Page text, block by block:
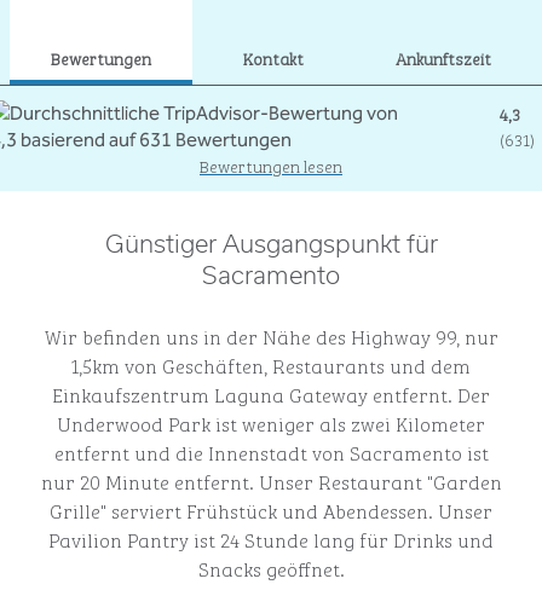
Bewertungen Kontakt Ankunftszeit
4,3
(631)
Bewertungen lesen
Günstiger Ausgangspunkt für
Sacramento
Wir befinden uns in der Nähe des Highway 99, nur
1,5km von Geschäften, Restaurants und dem
Einkaufszentrum Laguna Gateway entfernt. Der
Underwood Park ist weniger als zwei Kilometer
entfernt und die Innenstadt von Sacramento ist
nur 20 Minute entfernt. Unser Restaurant "Garden
Grille" serviert Frühstück und Abendessen. Unser
Pavilion Pantry ist 24 Stunde lang für Drinks und
Snacks geöffnet.